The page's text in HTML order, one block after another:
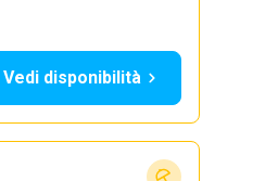
Vedi disponibilità